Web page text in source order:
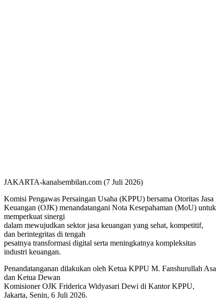
JAKARTA-kanalsembilan.com (7 Juli 2026)
Komisi Pengawas Persaingan Usaha (KPPU) bersama Otoritas Jasa
Keuangan (OJK) menandatangani Nota Kesepahaman (MoU) untuk
memperkuat sinergi
dalam mewujudkan sektor jasa keuangan yang sehat, kompetitif,
dan berintegritas di tengah
pesatnya transformasi digital serta meningkatnya kompleksitas
industri keuangan.
Penandatanganan dilakukan oleh Ketua KPPU M. Fanshurullah Asa
dan Ketua Dewan
Komisioner OJK Friderica Widyasari Dewi di Kantor KPPU,
Jakarta, Senin, 6 Juli 2026.